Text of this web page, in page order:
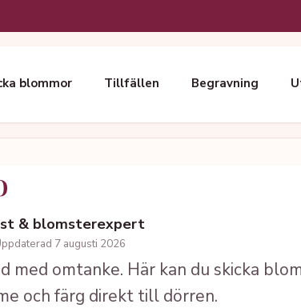
blommor Tillfällen Begravning
& blomsterexpert
7 augusti 2026
med omtanke. Här kan du skicka
och färg direkt till dörren.